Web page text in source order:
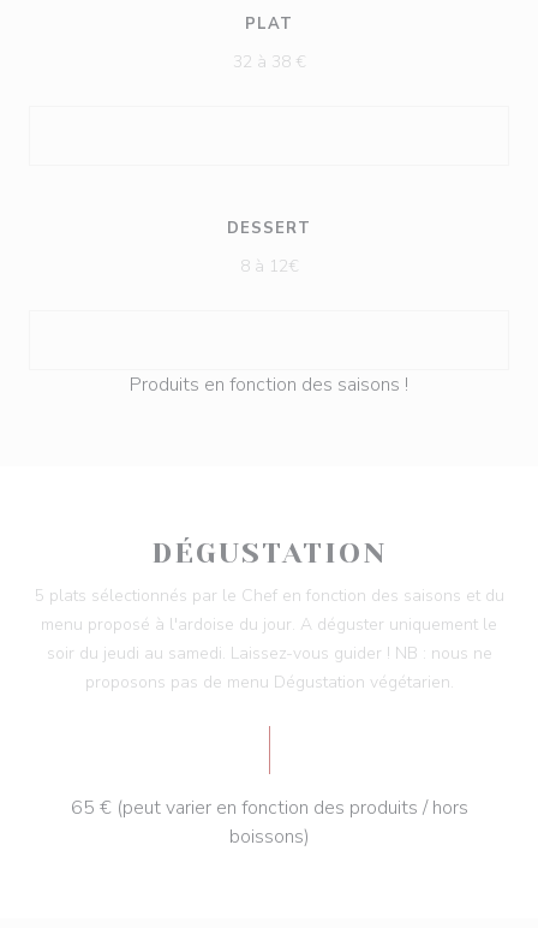
PLAT
32 à 38 €
DESSERT
8 à 12€
Produits en fonction des saisons !
DÉGUSTATION
5 plats sélectionnés par le Chef en fonction des saisons et du
menu proposé à l'ardoise du jour. A déguster uniquement le
soir du jeudi au samedi. Laissez-vous guider ! NB : nous ne
proposons pas de menu Dégustation végétarien.
65 € (peut varier en fonction des produits / hors
boissons)